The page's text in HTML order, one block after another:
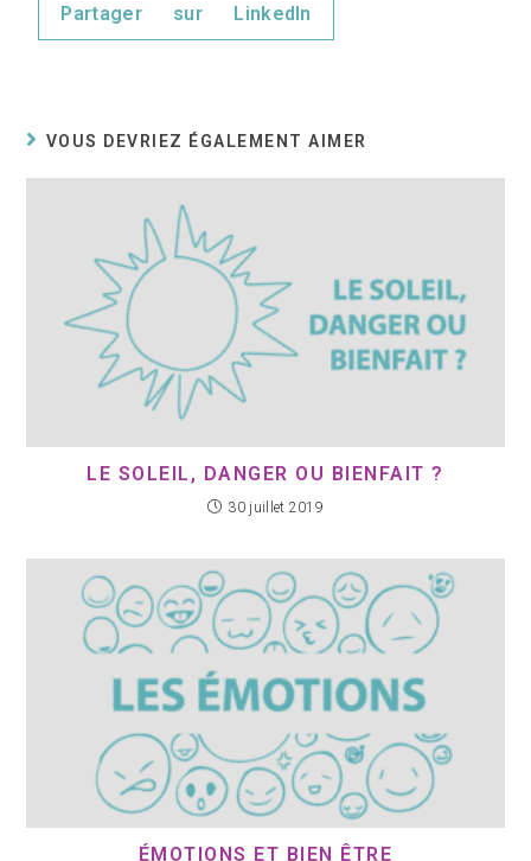
Partager sur LinkedIn
VOUS DEVRIEZ ÉGALEMENT AIMER
LE SOLEIL, DANGER OU BIENFAIT ?
30 juillet 2019
ÉMOTIONS ET BIEN ÊTRE